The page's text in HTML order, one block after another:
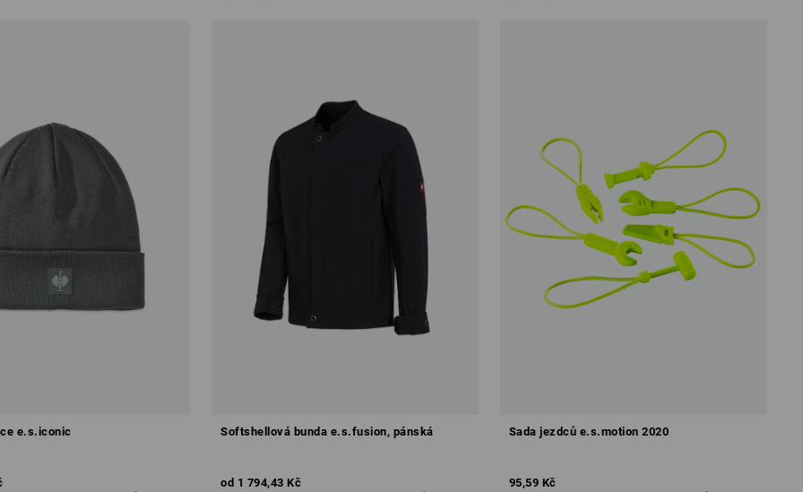
e.s.iconic Softshellová bunda e.s.fusion, pánská
od 1 794,43 Kč
Sada jezdců e.s.motion 2020
95,59 Kč